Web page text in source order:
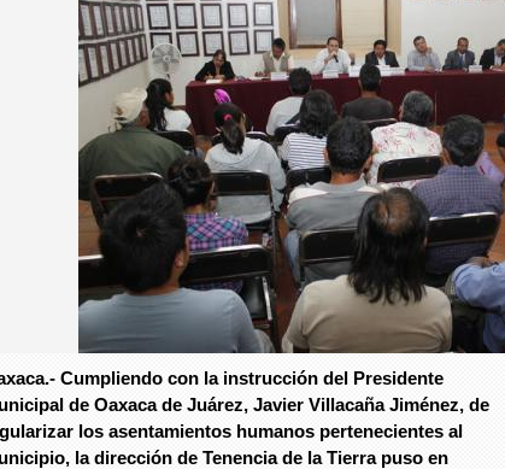
Cumpliendo con la instrucción del Presidente
de Oaxaca de Juárez, Javier Villacaña Jiménez, de
los asentamientos humanos pertenecientes al
la dirección de Tenencia de la Tierra puso en